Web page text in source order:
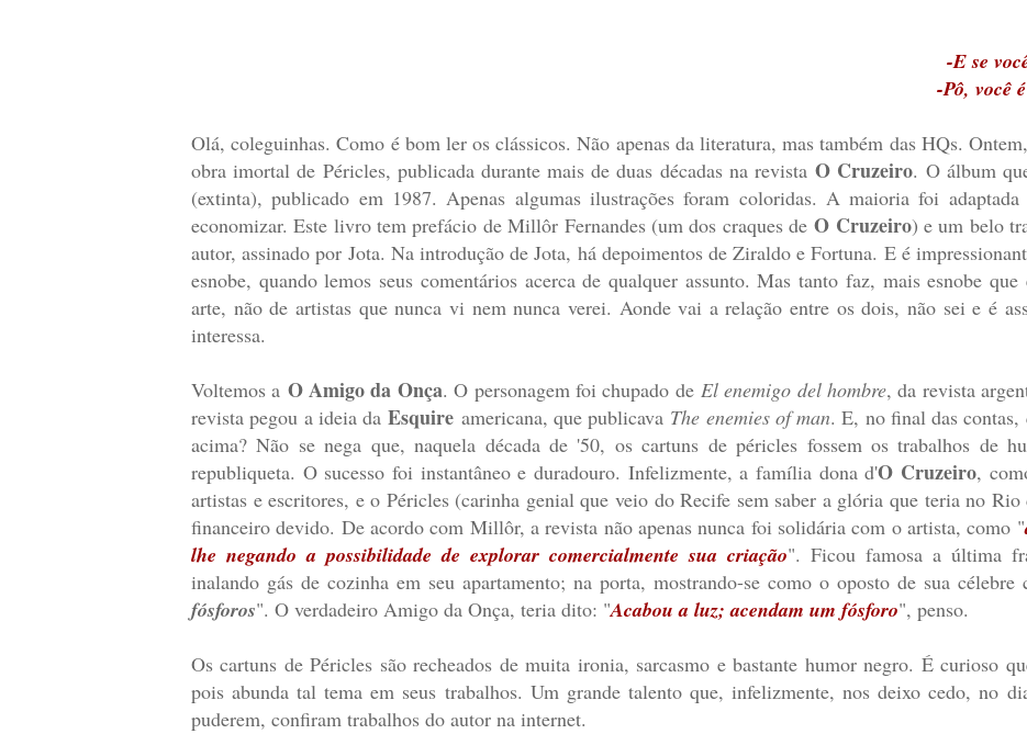
-E se
-Pô, você
Olá, coleguinhas. Como é bom ler os clássicos. Não apenas da literatura, mas também das HQs.
obra imortal de Péricles, publicada durante mais de duas décadas na revistaO Cruzeiro. O álbum
(extinta), publicado em 1987. Apenas algumas ilustrações foram coloridas. A maioria foi
economizar. Este livro tem prefácio de Millôr Fernandes (um dos craques deO Cruzeiro) e um belo
autor, assinado por Jota. Na introdução de Jota, há depoimentos de Ziraldo e Fortuna. E é
esnobe, quando lemos seus comentários acerca de qualquer assunto. Mas tanto faz, mais esnobe
arte, não de artistas que nunca vi nem nunca verei. Aonde vai a relação entre os dois, não sei e é
interessa.
Voltemos a O Amigo da Onça. O personagem foi chupado deEl enemigo del hombre, da revista
revista pegou a ideia daEsquire americana, que publicava The enemies of man. E, no final das contas,
acima? Não se nega que, naquela década de '50, os cartuns de péricles fossem os trabalhos de
republiqueta. O sucesso foi instantâneo e duradouro. Infelizmente, a família dona d'O Cruzeiro,
artistas e escritores, e o Péricles (carinha genial que veio do Recife sem saber a glória que teria no
financeiro devido. De acordo com Millôr, a revista não apenas nunca foi solidária com o artista, como "
lhe negando a possibilidade de explorar comercialmente sua criação". Ficou famosa a última
inalando gás de cozinha em seu apartamento; na porta, mostrando-se como o oposto de sua
fósforos". O verdadeiro Amigo da Onça, teria dito: "Acabou a luz; acendam um fósforo", penso.
Os cartuns de Péricles são recheados de muita ironia, sarcasmo e bastante humor negro. É curioso
pois abunda tal tema em seus trabalhos. Um grande talento que, infelizmente, nos deixo cedo, no
puderem, confiram trabalhos do autor na internet.